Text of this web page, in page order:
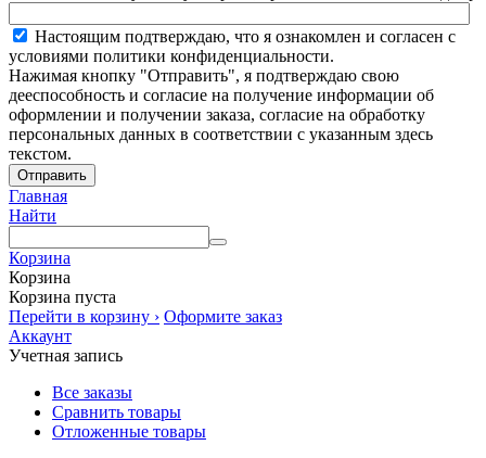
Настоящим подтверждаю, что я ознакомлен и согласен с
условиями политики конфиденциальности.
Нажимая кнопку "Отправить", я подтверждаю свою
дееспособность и согласие на получение информации об
оформлении и получении заказа, согласие на обработку
персональных данных в соответствии с указанным здесь
текстом.
Отправить
Главная
Найти
Корзина
Корзина
Корзина пуста
Перейти в корзину › Оформите заказ
Аккаунт
Учетная запись
Все заказы
Сравнить товары
Отложенные товары